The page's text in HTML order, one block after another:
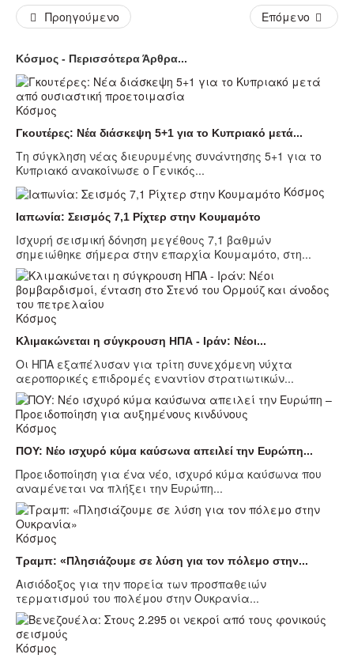
Προηγούμενο Επόμενο
Κόσμος - Περισσότερα Άρθρα...
Κόσμος
Γκουτέρες: Νέα διάσκεψη 5+1 για το Κυπριακό μετά...
Τη σύγκληση νέας διευρυμένης συνάντησης 5+1 για το
Κυπριακό ανακοίνωσε ο Γενικός...
Κόσμος
Ιαπωνία: Σεισμός 7,1 Ρίχτερ στην Κουμαμότο
Ισχυρή σεισμική δόνηση μεγέθους 7,1 βαθμών
σημειώθηκε σήμερα στην επαρχία Κουμαμότο, στη...
Κόσμος
Κλιμακώνεται η σύγκρουση ΗΠΑ - Ιράν: Νέοι...
Οι ΗΠΑ εξαπέλυσαν για τρίτη συνεχόμενη νύχτα
αεροπορικές επιδρομές εναντίον στρατιωτικών...
Κόσμος
ΠΟΥ: Νέο ισχυρό κύμα καύσωνα απειλεί την Ευρώπη...
Προειδοποίηση για ένα νέο, ισχυρό κύμα καύσωνα που
αναμένεται να πλήξει την Ευρώπη...
Κόσμος
Τραμπ: «Πλησιάζουμε σε λύση για τον πόλεμο στην...
Αισιόδοξος για την πορεία των προσπαθειών
τερματισμού του πολέμου στην Ουκρανία...
Κόσμος